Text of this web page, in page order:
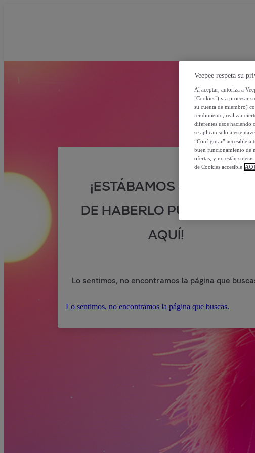
¡ESTÁBAMOS SEGUROS
DE HABERLO PUESTO POR
AQUÍ!
Lo sentimos, no encontramos la página que
Lo sentimos, no encontramos la página que buscas.
Veepee respeta su
Al aceptar, autoriza a
"Cookies") y a procesar
su cuenta de miembro)
rendimiento, realizar
diferentes usos haciendo
se aplican solo a este
“Configurar” accesible a
buen funcionamiento de
ofertas, y no están
de Cookies accesible